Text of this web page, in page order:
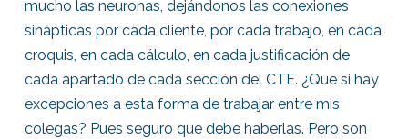
mucho las neuronas, dejándonos las conexiones
sinápticas por cada cliente, por cada trabajo, en cada
croquis, en cada cálculo, en cada justificación de
cada apartado de cada sección del CTE. ¿Que si hay
excepciones a esta forma de trabajar entre mis
colegas? Pues seguro que debe haberlas. Pero son